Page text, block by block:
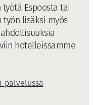
Espoosta tai
työn lisäksi myös
hotelleissamme
palvelussa